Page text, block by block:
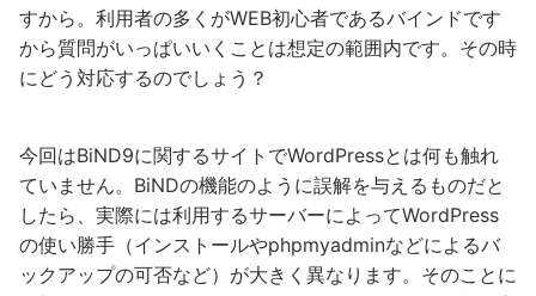
すから。利用者の多くがWEB初心者であるバインドです
から質問がいっぱいいくことは想定の範囲内です。その時
にどう対応するのでしょう？
今回はBiND9に関するサイトでWordPressとは何も触れ
ていません。BiNDの機能のように誤解を与えるものだと
したら、実際には利用するサーバーによってWordPress
の使い勝手（インストールやphpmyadminなどによるバ
ックアップの可否など）が大きく異なります。そのことに